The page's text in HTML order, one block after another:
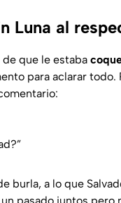
Luna al
que le estaba
para aclarar
burla, a lo que